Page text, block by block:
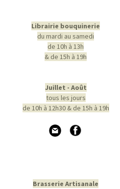
Librairie bouquinerie
du mardi au samedi
de 10h à 13h
& de 15h à 19h
Juillet - Août
tous les jours
de 10h à 12h30 & de 15h à 19h
Brasserie Artisanale